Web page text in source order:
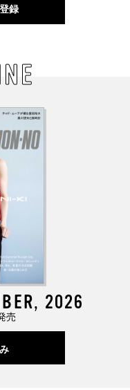
録
2026
売